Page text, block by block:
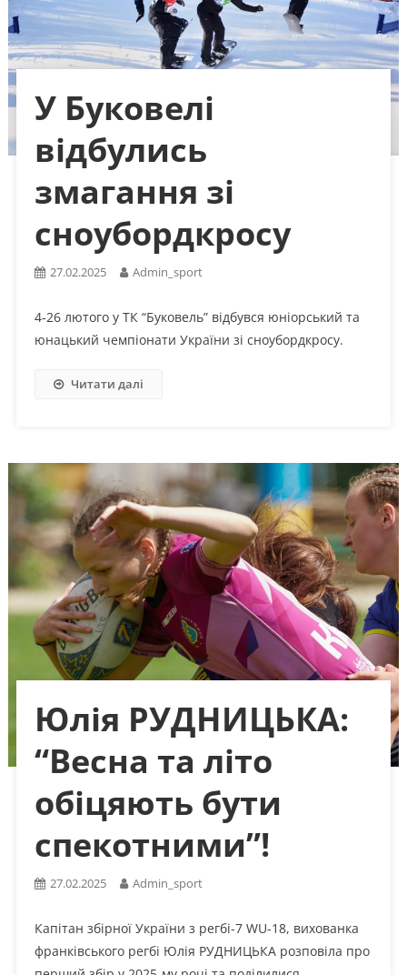
У Буковелі
відбулись
змагання зі
сноубордкросу
27.02.2025 Admin_sport
4-26 лютого у ТК “Буковель” відбувся юніорський та
юнацький чемпіонати України зі сноубордкросу.
Читати далі
Юлія РУДНИЦЬКА:
“Весна та літо
обіцяють бути
спекотними”!
27.02.2025 Admin_sport
Капітан збірної України з регбі-7 WU-18, вихованка
франківського регбі Юлія РУДНИЦЬКА розповіла про